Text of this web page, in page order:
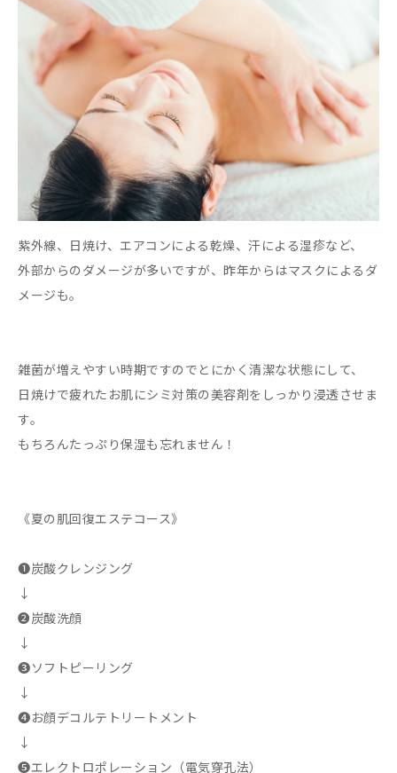
紫外線、日焼け、エアコンによる乾燥、汗による湿疹など、
外部からのダメージが多いですが、昨年からはマスクによるダ
メージも。
雑菌が増えやすい時期ですのでとにかく清潔な状態にして、
日焼けで疲れたお肌にシミ対策の美容剤をしっかり浸透させま
す。
もちろんたっぷり保湿も忘れません！
《夏の肌回復エステコース》
➊炭酸クレンジング
↓
➋炭酸洗顔
↓
➌ソフトピーリング
↓
➍お顔デコルテトリートメント
↓
➎エレクトロポレーション（電気穿孔法）